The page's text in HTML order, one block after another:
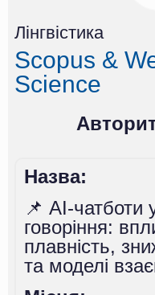
Лінгвістика
Scopus &
Science
Назва:
📌 AI-чатботи
говоріння:
плавність,
та моделі